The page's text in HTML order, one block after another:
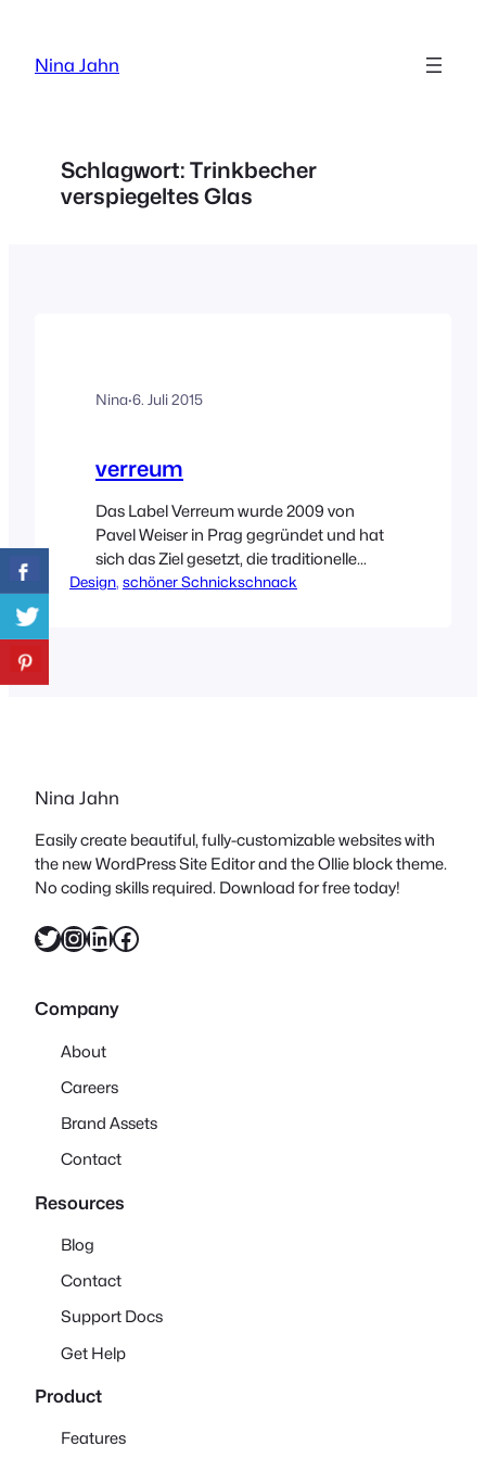
springen
Nina Jahn
Schlagwort: Trinkbecher
verspiegeltes Glas
Nina·6. Juli 2015
verreum
Das Label Verreum wurde 2009 von
Pavel Weiser in Prag gegründet und hat
sich das Ziel gesetzt, die traditionelle
Glasmanufaktur
sowie der Kooperation zwischen
Design, schöner Schnickschnack
Nina Jahn
Easily create beautiful, fully-customizable websites with
the new WordPress Site Editor and the Ollie block theme.
No coding skills required. Download for free today!
Twitter InstagramLinkedIn Facebook
Company
About
Careers
Brand Assets
Contact
Resources
Blog
Contact
Support Docs
Get Help
Product
Features